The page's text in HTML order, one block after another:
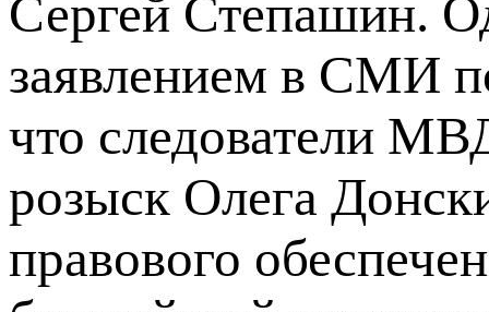
Сергей Степашин.
заявлением в СМИ
что следователи
розыск Олега
правового